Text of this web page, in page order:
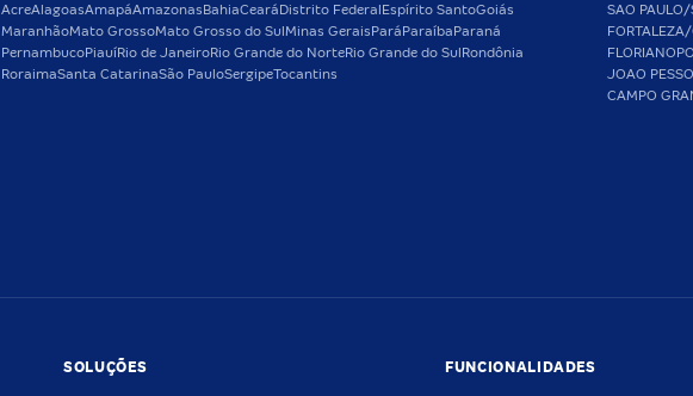
AcreAlagoasAmapáAmazonasBahiaCearáDistrito FederalEspírito SantoGoiás
MaranhãoMato GrossoMato Grosso do SulMinas GeraisParáParaíbaParaná
PernambucoPiauíRio de JaneiroRio Grande do NorteRio Grande do SulRondônia
RoraimaSanta CatarinaSão PauloSergipeTocantins
SAO PAULO/
JOAO
CAMPO
SOLUÇÕES FUNCIONALIDADES